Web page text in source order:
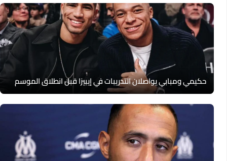
حكيمي ومبابي يواصلان التدريبات في إيبيزا قبل انطلاق الموسم